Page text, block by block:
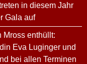
in diesem Jahr
Gala auf
Mross enthüllt:
Eva Luginger und
bei allen Terminen